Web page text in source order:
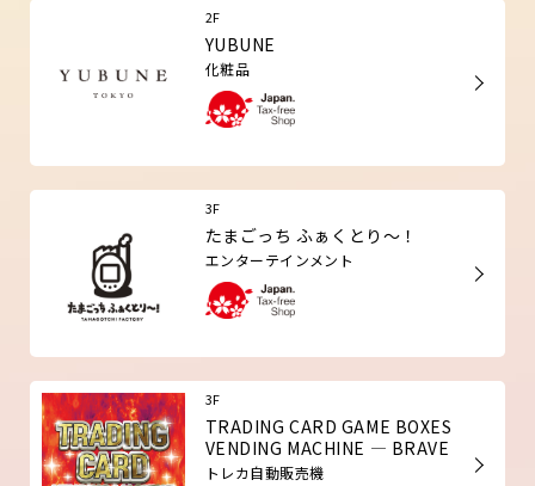
2F
YUBUNE
化粧品
3F
たまごっち ふぁくとり～！
エンターテインメント
3F
TRADING CARD GAME BOXES
VENDING MACHINE — BRAVE
トレカ自動販売機